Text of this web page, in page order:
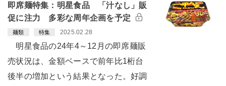
即席麺特集：明星食品 「汁なし」販
促に注力 多彩な周年企画を予定
麺類 特集 2025.02.28
明星食品の24年4～12月の即席麺販
売状況は、金額ベースで前年比1桁台
後半の増加という結果となった。好調